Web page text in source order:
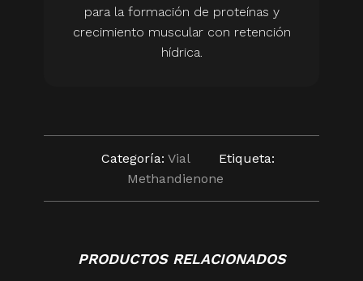
para la formación de proteínas y
crecimiento muscular con retención
hídrica.
Categoría: Vial
Etiqueta:
Methandienone
PRODUCTOS RELACIONADOS